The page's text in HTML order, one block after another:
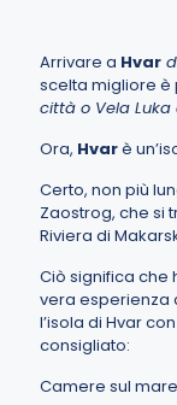
Arrivare a Hvar
scelta migliore è
città o Vela
Ora, Hvarè
Certo, non più
Zaostrog, che si
Riviera di
Ciò significa che
vera esperienza
l’isola di Hvar
consigliato:
Camere sul